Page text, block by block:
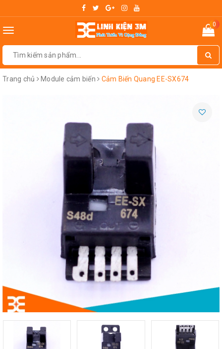
Toggle
0
Trang chủ Module cảm biến Cảm Biến Quang EE-SX674